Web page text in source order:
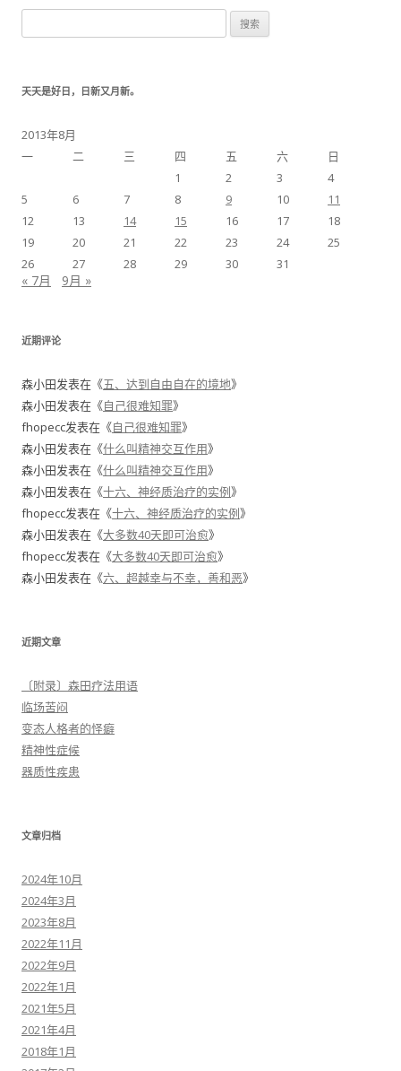
天天是好日，日新又月新。
2013年8月
一
二 三 四 五 六
日
1
2 3
4
5
6 7 8 9 10
11
12
13 14 15 16 17
18
19
20 21 22 23 24
25
26
27 28 29 30 31
« 7月 9月 »
近期评论
森小田发表在《五、达到自由自在的境地》
森小田发表在《自己很难知罪》
fhopecc发表在《自己很难知罪》
森小田发表在《什么叫精神交互作用》
森小田发表在《什么叫精神交互作用》
森小田发表在《十六、神经质治疗的实例》
fhopecc发表在《十六、神经质治疗的实例》
森小田发表在《大多数40天即可治愈》
fhopecc发表在《大多数40天即可治愈》
森小田发表在《六、超越幸与不幸，善和恶》
近期文章
〔附录〕森田疗法用语
临场苦闷
变态人格者的怪癖
精神性症候
器质性疾患
文章归档
2024年10月
2024年3月
2023年8月
2022年11月
2022年9月
2022年1月
2021年5月
2021年4月
2018年1月